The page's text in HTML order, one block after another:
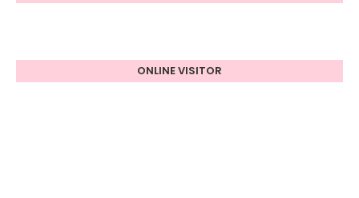
ONLINE VISITOR